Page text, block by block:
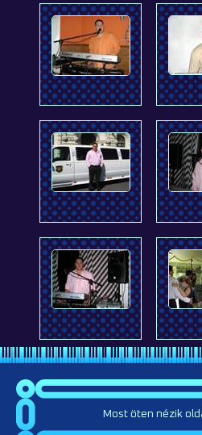
Most öten nézik